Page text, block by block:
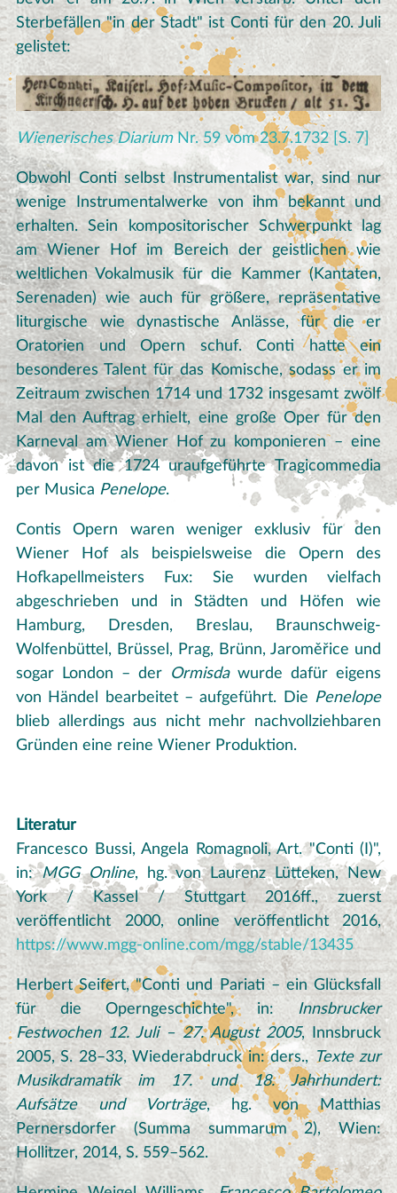
Sterbefällen "in der Stadt" ist Conti für den 20. Juli
gelistet:
Wienerisches DiariumNr. 59 vom 23.7.1732 [S. 7]
Obwohl Conti selbst Instrumentalist war, sind nur
wenige Instrumentalwerke von ihm bekannt und
erhalten. Sein kompositorischer Schwerpunkt lag
am Wiener Hof im Bereich der geistlichen wie
weltlichen Vokalmusik für die Kammer (Kantaten,
Serenaden) wie auch für größere, repräsentative
liturgische wie dynastische Anlässe, für die er
Oratorien und Opern schuf. Conti hatte ein
besonderes Talent für das Komische, sodass er im
Zeitraum zwischen 1714 und 1732 insgesamt zwölf
Mal den Auftrag erhielt, eine große Oper für den
Karneval am Wiener Hof zu komponieren – eine
davon ist die 1724 uraufgeführte Tragicommedia
per Musica Penelope.
Contis Opern waren weniger exklusiv für den
Wiener Hof als beispielsweise die Opern des
Hofkapellmeisters Fux: Sie wurden vielfach
abgeschrieben und in Städten und Höfen wie
Hamburg, Dresden, Breslau, Braunschweig-
Wolfenbüttel, Brüssel, Prag, Brünn, Jaroměřice und
sogar London – der
Ormisdawurde dafür eigens
von Händel bearbeitet – aufgeführt. Die Penelope
blieb allerdings aus nicht mehr nachvollziehbaren
Gründen eine reine Wiener Produktion.
Literatur
Francesco Bussi, Angela Romagnoli, Art. "Conti (I)",
in:MGG Online, hg. von Laurenz Lütteken, New
York / Kassel / Stuttgart 2016ff., zuerst
veröffentlicht 2000, online veröffentlicht 2016,
https://www.mgg-online.com/mgg/stable/13435
Herbert Seifert, "Conti und Pariati – ein Glücksfall
für die Operngeschichte", in:
Innsbrucker
Festwochen 12. Juli – 27. August 2005, Innsbruck
2005, S. 28–33, Wiederabdruck in: ders., Texte zur
Musikdramatik im 17. und 18. Jahrhundert:
Aufsätze und Vorträge, hg. von Matthias
Pernersdorfer (Summa summarum 2), Wien:
Hollitzer, 2014, S. 559–562.